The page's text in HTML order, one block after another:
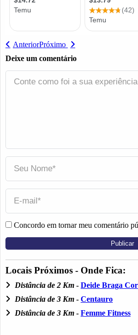
AnteriorPróximo
Deixe um comentário
Concordo em tornar meu comentário
Locais Próximos - Onde Fica:
Distância de 2 Km - Deide Braga
Distância de 3 Km - Centauro
Distância de 3 Km - Femme Fitness